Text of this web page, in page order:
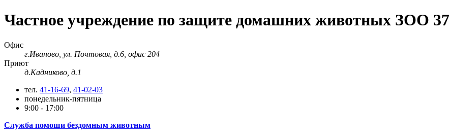
Частное учреждение по защите домашних животных ЗОО 37
Офис
г.Иваново, ул. Почтовая, д.6, офис 204
Приют
д.Кадниково, д.1
тел. 41-16-69, 41-02-03
понедельник-пятница
9:00 - 17:00
Служба помоши бездомным животным